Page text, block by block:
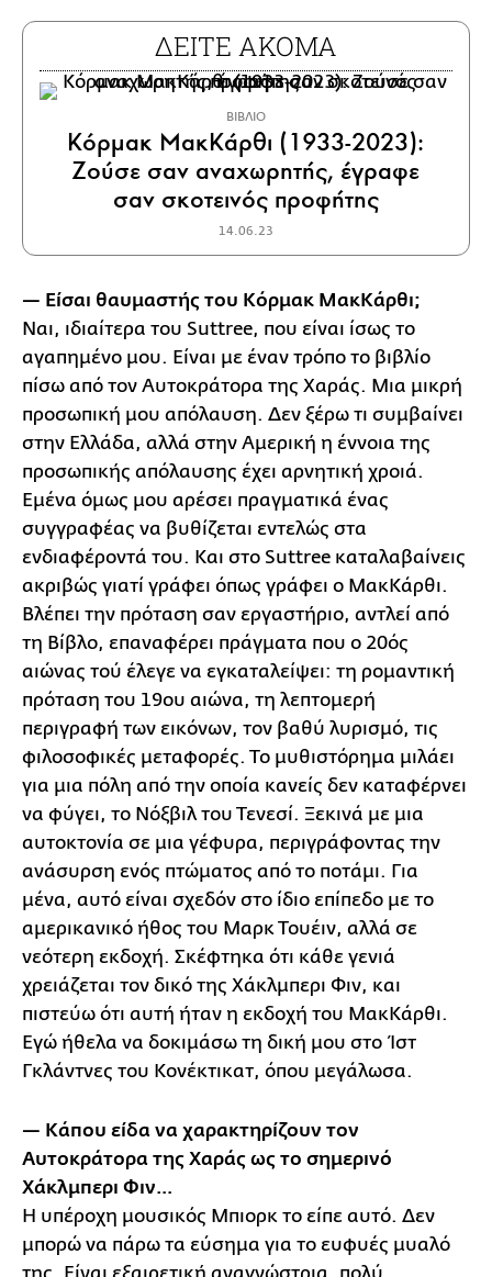
ΔΕΙΤΕ ΑΚΟΜΑ
ΒΙΒΛΙΟ
Κόρμακ ΜακΚάρθι (1933-2023):
Ζούσε σαν αναχωρητής, έγραφε
σαν σκοτεινός προφήτης
14.06.23
— Είσαι θαυμαστής του Κόρμακ ΜακΚάρθι;
Ναι, ιδιαίτερα του Suttree, που είναι ίσως το
αγαπημένο μου. Είναι με έναν τρόπο το βιβλίο
πίσω από τον Αυτοκράτορα της Χαράς. Μια μικρή
προσωπική μου απόλαυση. Δεν ξέρω τι συμβαίνει
στην Ελλάδα, αλλά στην Αμερική η έννοια της
προσωπικής απόλαυσης έχει αρνητική χροιά.
Εμένα όμως μου αρέσει πραγματικά ένας
συγγραφέας να βυθίζεται εντελώς στα
ενδιαφέροντά του. Και στο Suttree καταλαβαίνεις
ακριβώς γιατί γράφει όπως γράφει ο ΜακΚάρθι.
Βλέπει την πρόταση σαν εργαστήριο, αντλεί από
τη Βίβλο, επαναφέρει πράγματα που ο 20ός
αιώνας τού έλεγε να εγκαταλείψει: τη ρομαντική
πρόταση του 19ου αιώνα, τη λεπτομερή
περιγραφή των εικόνων, τον βαθύ λυρισμό, τις
φιλοσοφικές μεταφορές. Το μυθιστόρημα μιλάει
για μια πόλη από την οποία κανείς δεν καταφέρνει
να φύγει, το Νόξβιλ του Τενεσί. Ξεκινά με μια
αυτοκτονία σε μια γέφυρα, περιγράφοντας την
ανάσυρση ενός πτώματος από το ποτάμι. Για
μένα, αυτό είναι σχεδόν στο ίδιο επίπεδο με το
αμερικανικό ήθος του Μαρκ Τουέιν, αλλά σε
νεότερη εκδοχή. Σκέφτηκα ότι κάθε γενιά
χρειάζεται τον δικό της Χάκλμπερι Φιν, και
πιστεύω ότι αυτή ήταν η εκδοχή του ΜακΚάρθι.
Εγώ ήθελα να δοκιμάσω τη δική μου στο Ίστ
Γκλάντνες του Κονέκτικατ, όπου μεγάλωσα.
— Κάπου είδα να χαρακτηρίζουν τον
Αυτοκράτορα της Χαράς ως το σημερινό
Χάκλμπερι Φιν…
Η υπέροχη μουσικός Μπιορκ το είπε αυτό. Δεν
μπορώ να πάρω τα εύσημα για το ευφυές μυαλό